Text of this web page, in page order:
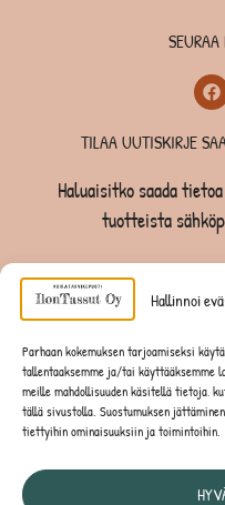
Hallinnoi
Parhaan kokemuksen tarjoamiseksi
tallentaaksemme ja/tai käyttääksemme
meille mahdollisuuden käsitellä tietoja,
tällä sivustolla. Suostumuksen
tiettyihin ominaisuuksiin ja toimintoihin.
TILAA UUTISKIRJE
Haluaisitko saada
tuotteista
TILAA UUTISKIRJE -SAAT -